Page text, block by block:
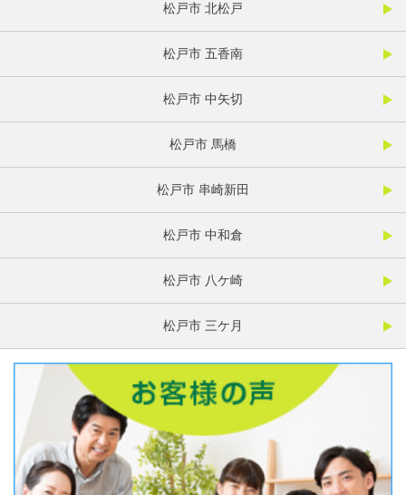
松戸市 北松戸
松戸市 五香南
松戸市 中矢切
松戸市 馬橋
松戸市 串崎新田
松戸市 中和倉
松戸市 八ケ崎
松戸市 三ケ月